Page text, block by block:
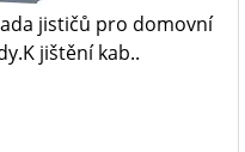
jističů pro domovní
jištění kab..